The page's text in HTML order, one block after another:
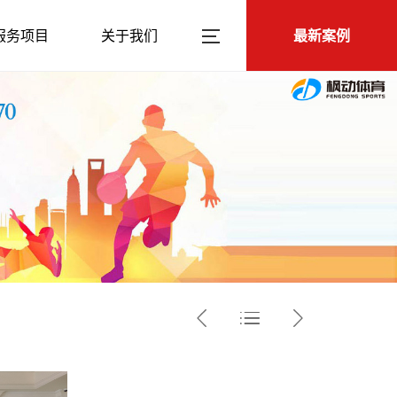
最新案例
务项目 关于我们
  